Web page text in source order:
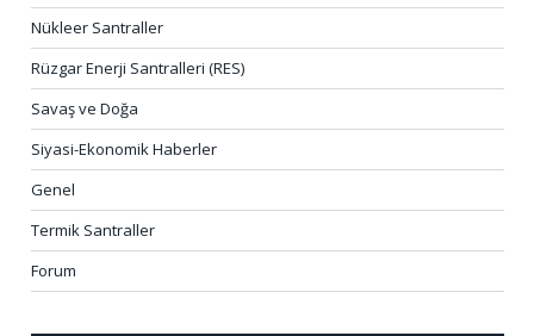
Nükleer Santraller
Rüzgar Enerji Santralleri (RES)
Savaş ve Doğa
Siyasi-Ekonomik Haberler
Genel
Termik Santraller
Forum